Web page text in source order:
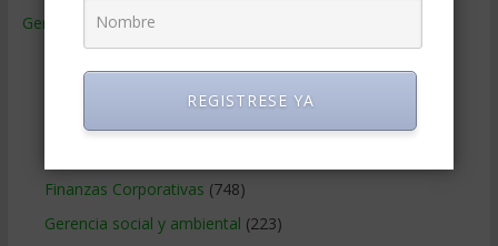
Gerencia
(9.481)
Ciencias Económicas(80)
Finanzas Corporativas (748)
Gerencia social y ambiental (223)
REGISTRESE YA